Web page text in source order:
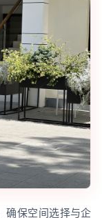
确保空间选择与企